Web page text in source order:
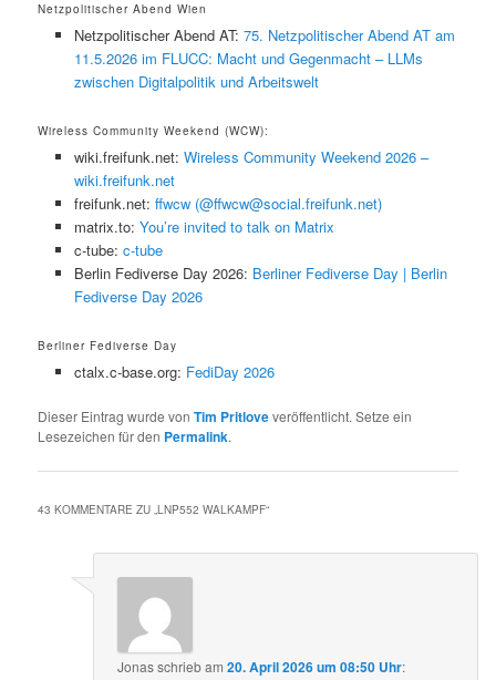
Netzpolitischer Abend Wien
Netzpolitischer Abend AT: 75. Netzpolitischer Abend AT am
11.5.2026 im FLUCC: Macht und Gegenmacht – LLMs
zwischen Digitalpolitik und Arbeitswelt
Wireless Community Weekend (WCW):
wiki.freifunk.net: Wireless Community Weekend 2026 –
wiki.freifunk.net
freifunk.net: ffwcw (@ffwcw@social.freifunk.net)
matrix.to: You’re invited to talk on Matrix
c-tube: c-tube
Berlin Fediverse Day 2026: Berliner Fediverse Day | Berlin
Fediverse Day 2026
Berliner Fediverse Day
ctalx.c-base.org: FediDay 2026
Dieser Eintrag wurde vonTim Pritloveveröffentlicht. Setze ein
Lesezeichen für den Permalink.
43 KOMMENTARE ZU „LNP552 WALKAMPF“
Jonasschriebam20. April 2026 um 08:50 Uhr: